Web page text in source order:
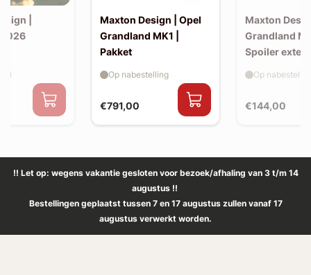
|
Maxton Design | Opel
Grandland MK1 |
Pakket
€791,00
Op nabestelling
Maxton
Grandland
Spoiler
€144,00
Op
!! Let op: wegens vakantie gesloten voor bezoek/afhaling van 3 t/m 14
augustus !!
Bestellingen geplaatst tussen 7 en 17 augustus zullen vanaf 17
augustus verwerkt worden.